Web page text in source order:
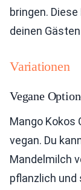
bringen.
deinen
Variationen
Vegane
Mango Kokos
vegan. Du
Mandelmilch
pflanzlich